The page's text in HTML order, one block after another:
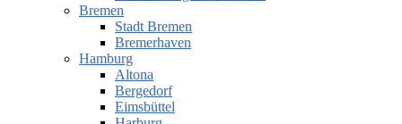
Bremen
Stadt Bremen
Bremerhaven
Hamburg
Altona
Bergedorf
Eimsbüttel